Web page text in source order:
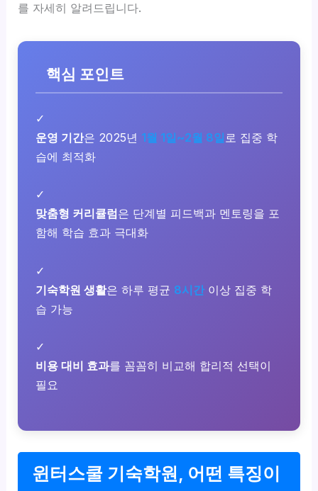
를 자세히 알려드립니다.
핵심 포인트
✓
운영 기간은 2025년 1월 1일~2월 8일로 집중 학
습에 최적화
✓
맞춤형 커리큘럼은 단계별 피드백과 멘토링을 포
함해 학습 효과 극대화
✓
기숙학원 생활은 하루 평균 8시간 이상 집중 학
습 가능
✓
비용 대비 효과를 꼼꼼히 비교해 합리적 선택이
필요
윈터스쿨 기숙학원, 어떤 특징이